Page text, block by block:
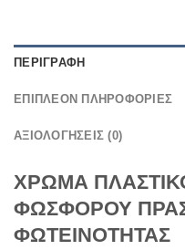
ΠΕΡΙΓΡΑΦΉ
ΕΠΙΠΛΈΟΝ ΠΛΗΡΟΦΟΡΊΕΣ
ΑΞΙΟΛΟΓΉΣΕΙΣ (0)
ΧΡΩΜΑ
ΦΩΣΦΟΡΟΥ
ΦΩΤΕΙΝΟΤΗΤΑΣ